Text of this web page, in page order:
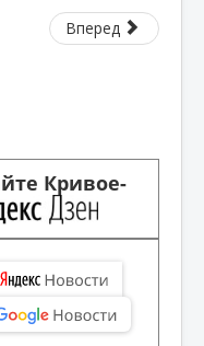
Вперед
Кривое-